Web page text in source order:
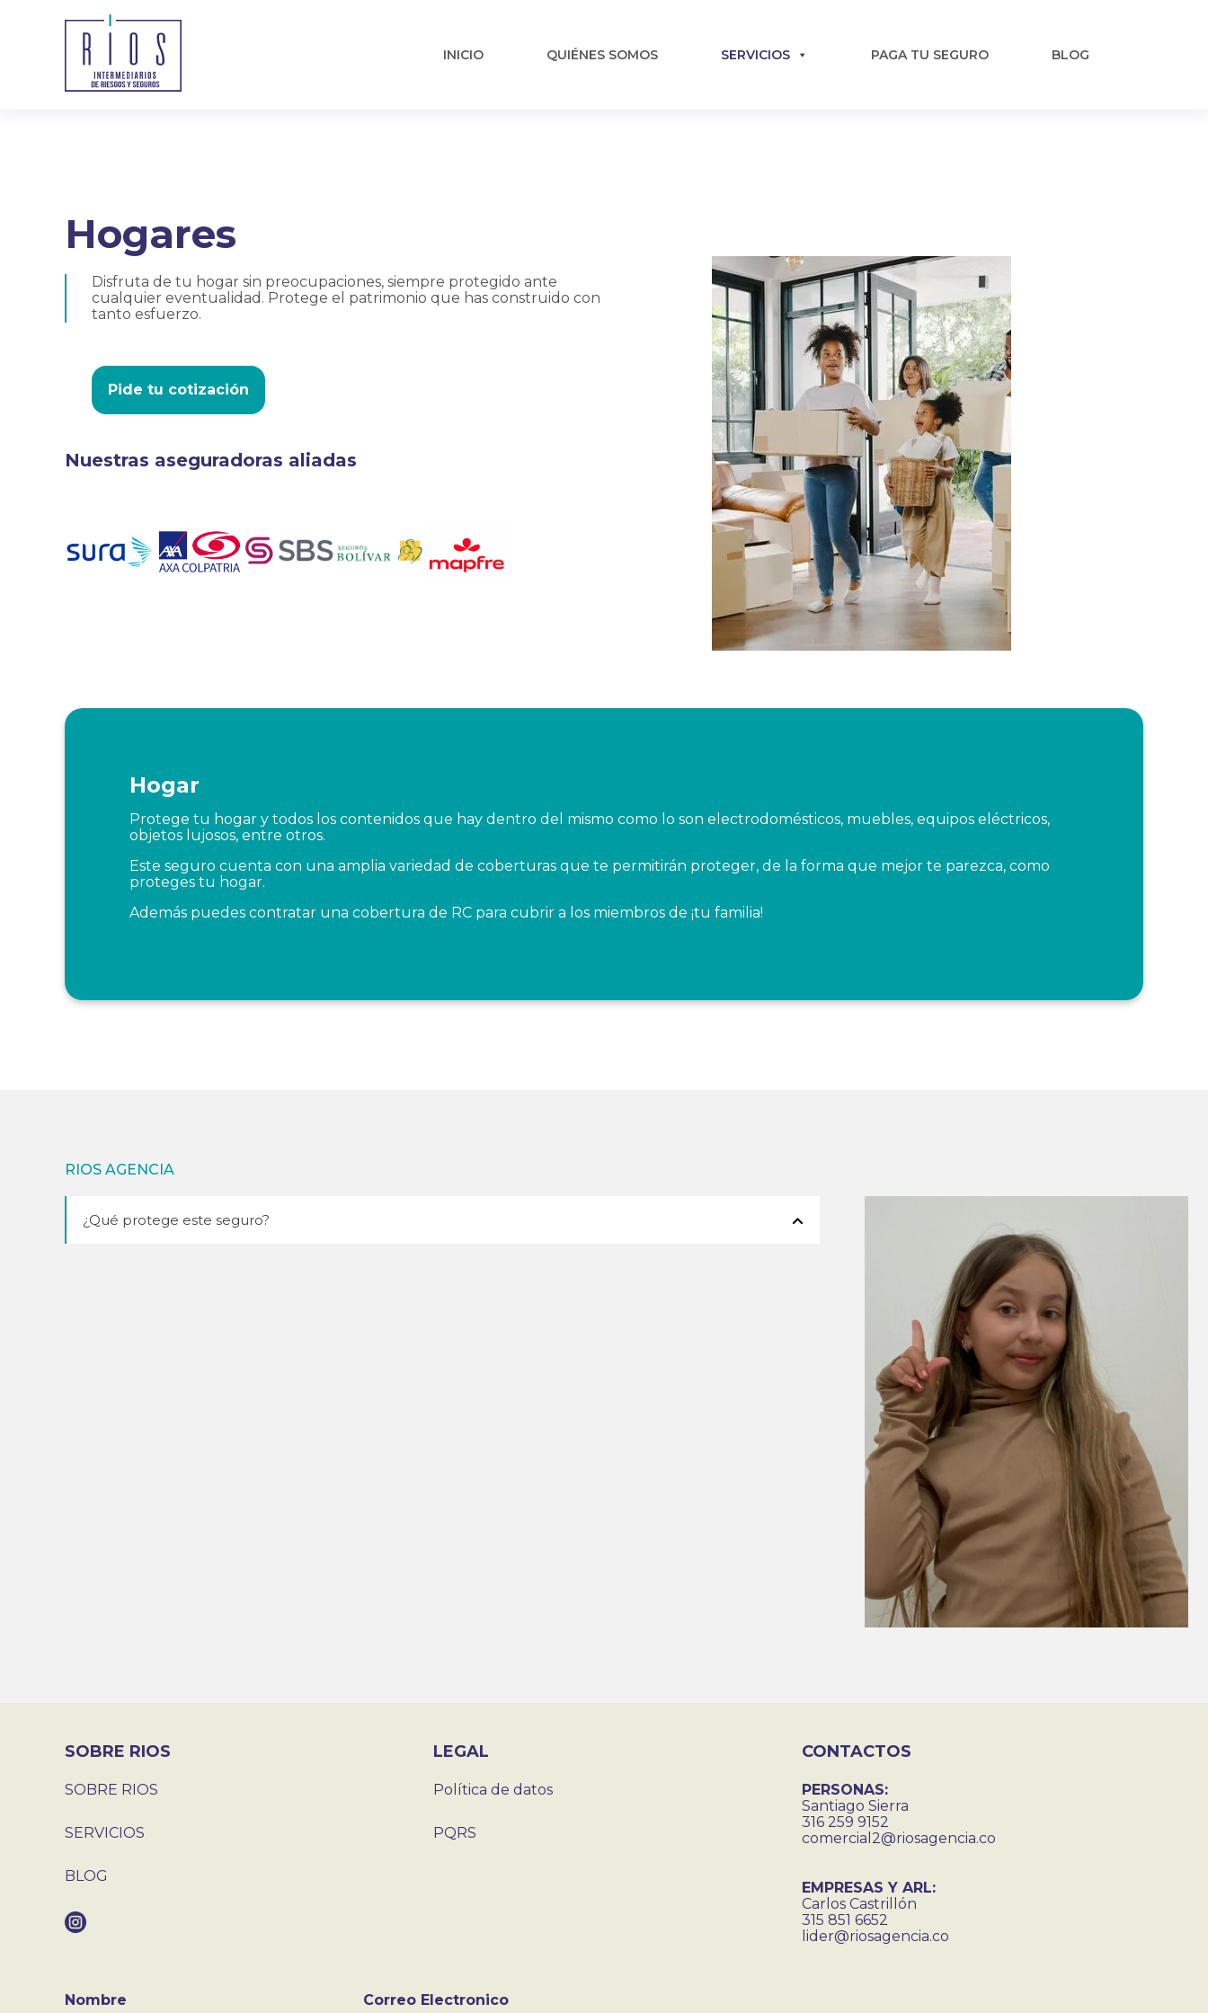
INICIO QUIÉNES SOMOS SERVICIOS PAGA TU SEGURO BLOG
Hogares
Disfruta de tu hogar sin preocupaciones, siempre protegido ante
cualquier eventualidad. Protege el patrimonio que has construido con
tanto esfuerzo.
Pide tu cotización
Nuestras aseguradoras aliadas
Hogar
Protege tu hogar y todos los contenidos que hay dentro del mismo como lo son electrodomésticos, muebles, equipos eléctricos,
objetos lujosos, entre otros.
Este seguro cuenta con una amplia variedad de coberturas que te permitirán proteger, de la forma que mejor te parezca, como
proteges tu hogar.
Además puedes contratar una cobertura de RC para cubrir a los miembros de ¡tu familia!
RIOS AGENCIA
¿Qué protege este seguro?
SOBRE RIOS
SOBRE RIOS
SERVICIOS
BLOG
LEGAL
Política de datos
PQRS
CONTACTOS
PERSONAS:
Santiago Sierra
316 259 9152
comercial2@riosagencia.co
EMPRESAS Y ARL:
Carlos Castrillón
315 851 6652
lider@riosagencia.co
Nombre Correo Electronico